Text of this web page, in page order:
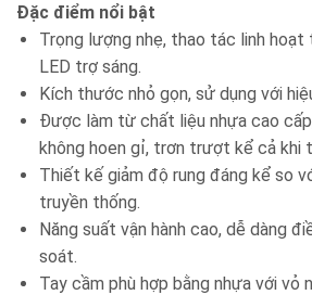
Đặc điểm nổi bật
Trọng lượng nhẹ, thao tác linh
LED trợ sáng.
Kích thước nhỏ gọn, sử dụng với
Được làm từ chất liệu nhựa cao
không hoen gỉ, trơn trượt kể cả khi
Thiết kế giảm độ rung đáng kể so
truyền thống.
Năng suất vận hành cao, dễ dàng
soát.
Tay cầm phù hợp bằng nhựa với vỏ